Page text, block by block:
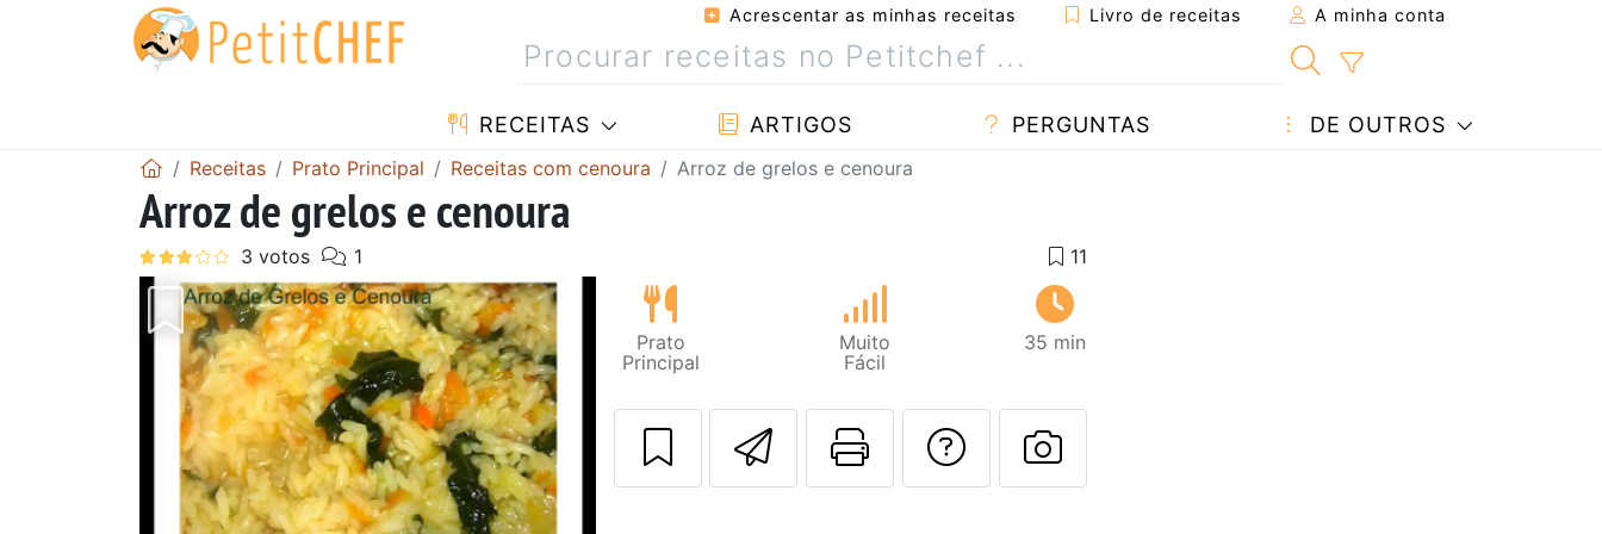
Acrescentar as minhas receitas Livro de receitas A minha conta
RECEITAS ARTIGOS PERGUNTAS DE OUTROS
Receitas Prato Principal Receitas com cenoura Arroz de grelos e cenoura
Arroz de grelos e cenoura
Prato
Principal
Muito
Fácil
35 min
Enviar esta receita a um amigo
Imprima esta página
Falar com o autor da receita
Fez esta receita? Compartilhe